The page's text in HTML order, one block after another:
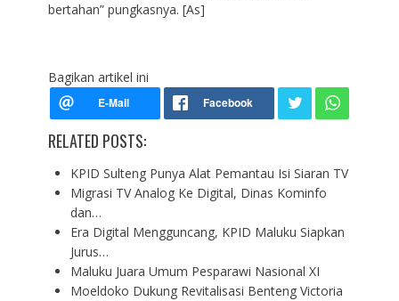
bertahan” pungkasnya. [As]
Bagikan artikel ini
RELATED POSTS:
KPID Sulteng Punya Alat Pemantau Isi Siaran TV
Migrasi TV Analog Ke Digital, Dinas Kominfo
dan…
Era Digital Mengguncang, KPID Maluku Siapkan
Jurus…
Maluku Juara Umum Pesparawi Nasional XI
Moeldoko Dukung Revitalisasi Benteng Victoria